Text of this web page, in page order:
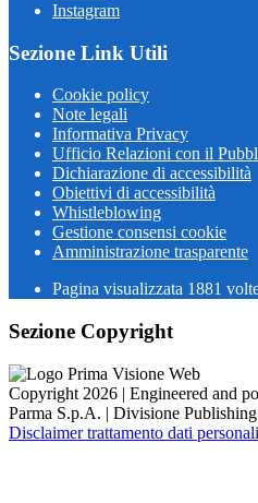
Instagram
Sezione Link Utili
Cookie policy
Note legali
Informativa Privacy
Ufficio Relazioni con il
Dichiarazione di accessibilità
Obiettivi di accessibilità
Whistleblowing
Gestione consensi cookie
Amministrazione trasparente
Pagina visualizzata 1881
Sezione Copyright
Copyright 2026 | Engineered and
Parma S.p.A. | Divisione
Disclaimer trattamento dati personali